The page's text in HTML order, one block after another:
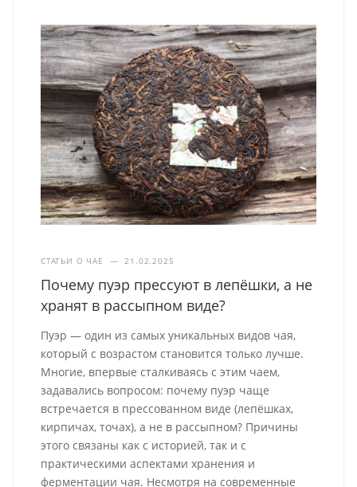
СТАТЬИ О ЧАЕ — 21.02.2025
Почему пуэр прессуют в лепёшки, а не
хранят в рассыпном виде?
Пуэр — один из самых уникальных видов чая,
который с возрастом становится только лучше.
Многие, впервые сталкиваясь с этим чаем,
задавались вопросом: почему пуэр чаще
встречается в прессованном виде (лепёшках,
кирпичах, точах), а не в рассыпном? Причины
этого связаны как с историей, так и с
практическими аспектами хранения и
ферментации чая. Несмотря на современные